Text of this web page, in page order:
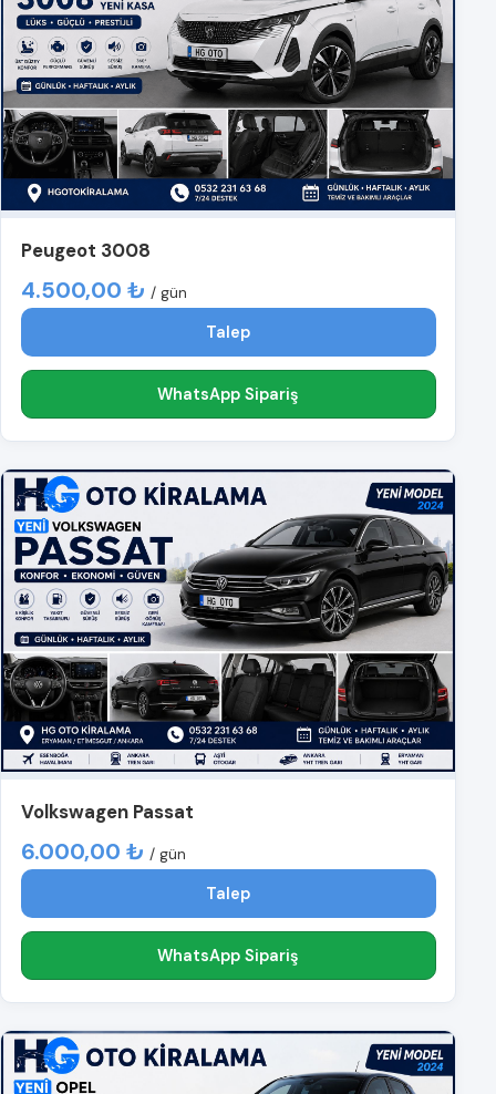
Peugeot 3008
4.500,00 ₺ / gün
Talep
WhatsApp Sipariş
Volkswagen Passat
6.000,00 ₺ / gün
Talep
WhatsApp Sipariş